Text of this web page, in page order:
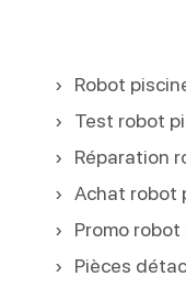
Robot
Test robot
Réparation
Achat robot
Promo
Pièces